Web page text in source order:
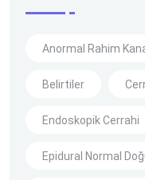
Anormal Rahim
Belirtiler
Endoskopik Cerrahi
Epidural Normal